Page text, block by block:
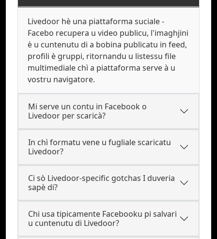
Livedoor hè una piattaforma suciale -
Facebo recupera u video publicu, l'imaghjini
è u cuntenutu di a bobina publicatu in feed,
profili è gruppi, ritornandu u listessu file
multimediale chì a piattaforma serve à u
vostru navigatore.
Mi serve un contu in Facebook o
Livedoor per scaricà?
In chì formatu vene u fugliale scaricatu
Livedoor?
Ci sò Livedoor-specific gotchas I duveria
sapè di?
Chi usa tipicamente Facebooku pi salvari
u cuntenutu di Livedoor?